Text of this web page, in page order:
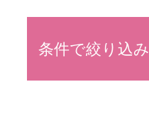
条件で絞り込み